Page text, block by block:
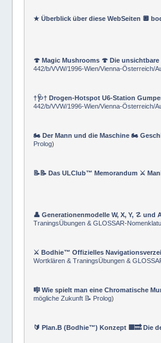
★ Überblick über diese WebSeiten 🔲
🍄 Magic Mushrooms 🍄 Die
442/b/VVW/1996-Wien/Vienna-Österreich/
†🩺† Drogen-Hotspot U6-Station
442/b/VVW/1996-Wien/Vienna-Österreich/
🏍 Der Mann und die Maschine 🏍
Prolog)
📝📝 Das ULClub™ Memorandum ⚔
👤 Generationenmodelle W, X, Y, ☡ und
TraningsÜbungen & GLOSSAR-
⚔️ Bodhie™ Offizielles
Wortklären & TraningsÜbungen &
🎼 Wie spielt man eine Chromatische
mögliche Zukunft 📝 Prolog)
🔰 Plan.B (Bodhie™) Konzept 🟪🔜 Die